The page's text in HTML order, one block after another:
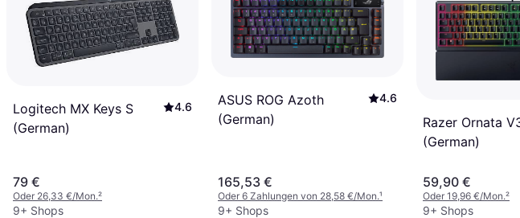
Logitech MX Keys S
(German)
4.6
79 €
Oder 26,33 €/Mon.²
9+ Shops
ASUS ROG Azoth
(German)
4.6
165,53 €
Oder 6 Zahlungen von 28,58 €/Mon.¹
9+ Shops
Razer Ornata
(German)
59,90 €
Oder 19,96 €/Mon.²
9+ Shops